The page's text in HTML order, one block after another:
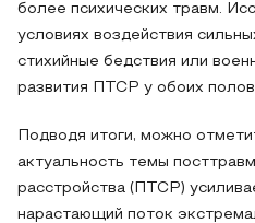
более психических травм.
условиях воздействия
стихийные бедствия или
развития ПТСР у обоих
Подводя итоги, можно
актуальность темы
расстройства (ПТСР)
нарастающий поток